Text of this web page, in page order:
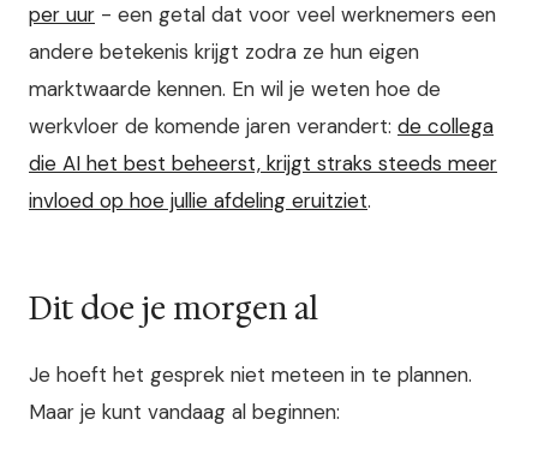
per uur - een getal dat voor veel werknemers een
andere betekenis krijgt zodra ze hun eigen
marktwaarde kennen. En wil je weten hoe de
werkvloer de komende jaren verandert: de collega
die AI het best beheerst, krijgt straks steeds meer
invloed op hoe jullie afdeling eruitziet.
Dit doe je morgen al
Je hoeft het gesprek niet meteen in te plannen.
Maar je kunt vandaag al beginnen: